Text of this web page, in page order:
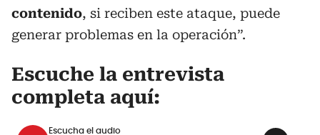
contenido, si reciben este ataque, puede
generar problemas en la operación”.
Escuche la entrevista
completa aquí:
Escucha el audio